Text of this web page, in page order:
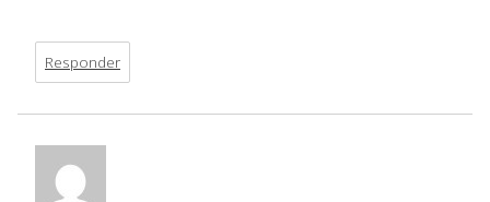
Responder